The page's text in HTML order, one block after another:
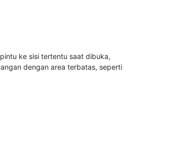
ke sisi tertentu saat dibuka,
dengan area terbatas, seperti